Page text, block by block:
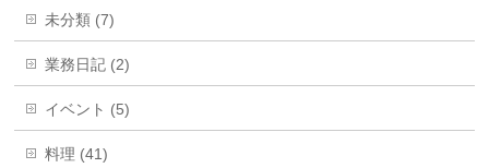
未分類 (7)
業務日記 (2)
イベント (5)
料理 (41)